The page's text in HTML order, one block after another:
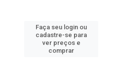
Faça seu login ou
cadastre-se para
ver preços e
comprar